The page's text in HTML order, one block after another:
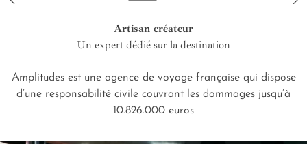
Artisan créateur
Un expert dédié sur la destination
Amplitudes est une agence de voyage française qui dispose
d’une responsabilité civile couvrant les dommages jusqu’à
10.826.000 euros